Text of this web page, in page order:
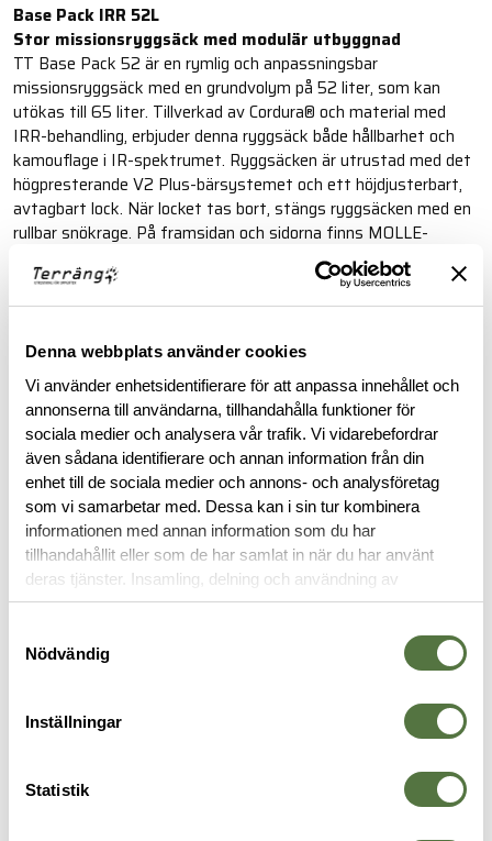
Denna webbplats använder cookies
Vi använder enhetsidentifierare för att anpassa innehållet och
annonserna till användarna, tillhandahålla funktioner för
sociala medier och analysera vår trafik. Vi vidarebefordrar
även sådana identifierare och annan information från din
enhet till de sociala medier och annons- och analysföretag
som vi samarbetar med. Dessa kan i sin tur kombinera
informationen med annan information som du har
tillhandahållit eller som de har samlat in när du har använt
deras tjänster. Insamling, delning och användning av
personuppgifter kan användas för personalisering av
Nödvändig
Inställningar
Statistik
Base Pack IRR 52L
Stor missionsryggsäck med modulär utbyggnad
TT Base Pack 52 är en rymlig och anpassningsbar
missionsryggsäck med en grundvolym på 52 liter, som kan
utökas till 65 liter. Tillverkad av Cordura® och material med
IRR-behandling, erbjuder denna ryggsäck både hållbarhet och
kamouflage i IR-spektrumet. Ryggsäcken är utrustad med det
högpresterande V2 Plus-bärsystemet och ett höjdjusterbart,
avtagbart lock. När locket tas bort, stängs ryggsäcken med en
rullbar snökrage. På framsidan och sidorna finns MOLLE-
system för modulär utrustningsmontering. Höftbältet är
avtagbart och kan användas separat som ett Warrior Belt.
BESKRIVNING
SPECIFIKATIONER
RECENSIONER
MILITÄRRYGGSÄCK